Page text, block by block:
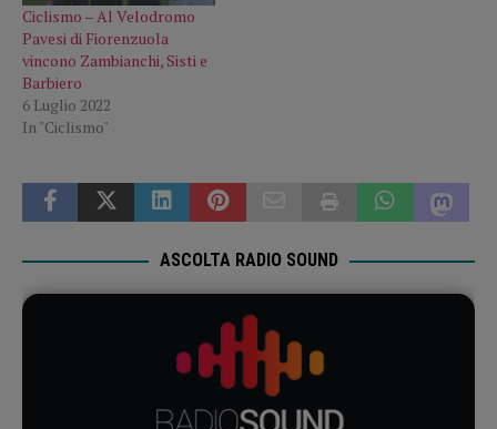
Ciclismo – Al Velodromo
Pavesi di Fiorenzuola
vincono Zambianchi, Sisti e
Barbiero
6 Luglio 2022
In "Ciclismo"
ASCOLTA RADIO SOUND